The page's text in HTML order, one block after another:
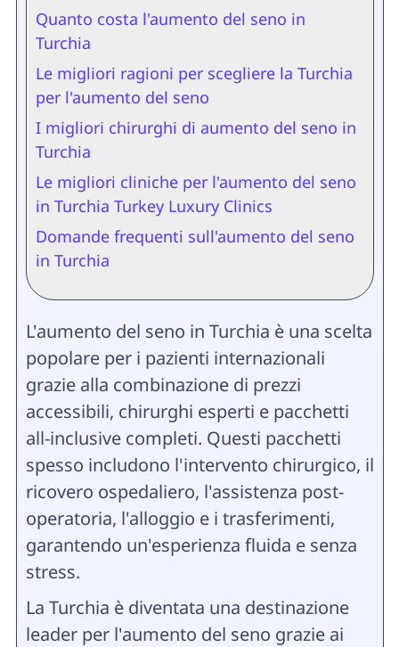
Quanto costa l'aumento del seno in
Turchia
Le migliori ragioni per scegliere la Turchia
per l'aumento del seno
I migliori chirurghi di aumento del seno in
Turchia
Le migliori cliniche per l'aumento del seno
in Turchia Turkey Luxury Clinics
Domande frequenti sull'aumento del seno
in Turchia
L'aumento del seno in Turchia è una scelta
popolare per i pazienti internazionali
grazie alla combinazione di prezzi
accessibili, chirurghi esperti e pacchetti
all-inclusive completi. Questi pacchetti
spesso includono l'intervento chirurgico, il
ricovero ospedaliero, l'assistenza post-
operatoria, l'alloggio e i trasferimenti,
garantendo un'esperienza fluida e senza
stress.
La Turchia è diventata una destinazione
leader per l'aumento del seno grazie ai